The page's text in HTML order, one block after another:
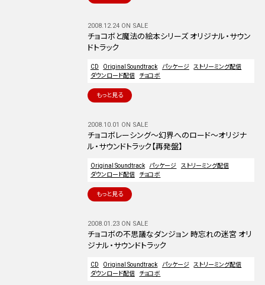
2008.12.24 ON SALE
チョコボと魔法の絵本シリーズ オリジナル・サウン
ドトラック
CD Original Soundtrack パッケージ
ストリーミング配信
ダウンロード配信
チョコボ
もっと見る
2008.10.01 ON SALE
チョコボレーシング〜幻界へのロード〜オリジナ
ル・サウンドトラック【再発盤】
Original Soundtrack パッケージ
ストリーミング配信
ダウンロード配信
チョコボ
もっと見る
2008.01.23 ON SALE
チョコボの不思議なダンジョン 時忘れの迷宮 オリ
ジナル・サウンドトラック
CD Original Soundtrack パッケージ
ストリーミング配信
ダウンロード配信
チョコボ